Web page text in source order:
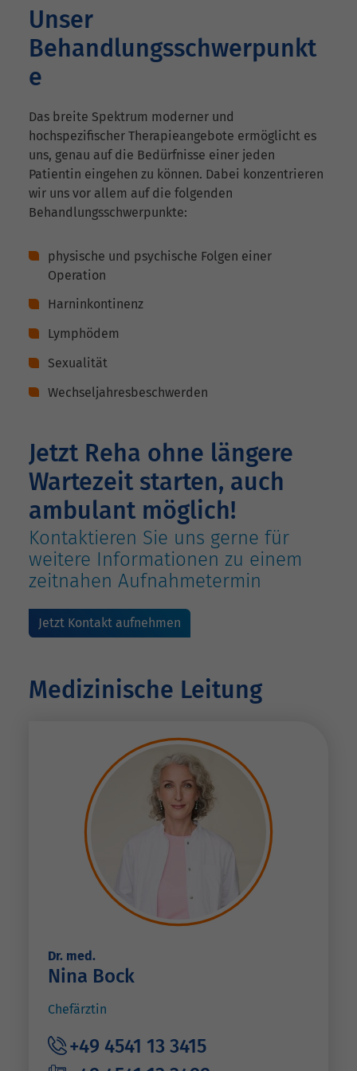
Unser
Behandlungsschwerpunkt
e
Das breite Spektrum moderner und
hochspezifischer Therapieangebote ermöglicht es
uns, genau auf die Bedürfnisse einer jeden
Patientin eingehen zu können. Dabei konzentrieren
wir uns vor allem auf die folgenden
Behandlungsschwerpunkte:
physische und psychische Folgen einer
Operation
Harninkontinenz
Lymphödem
Sexualität
Wechseljahresbeschwerden
Jetzt Reha ohne längere
Wartezeit starten, auch
ambulant möglich!
Kontaktieren Sie uns gerne für
weitere Informationen zu einem
zeitnahen Aufnahmetermin
Jetzt Kontakt aufnehmen
Medizinische Leitung
Dr. med.
Nina Bock
Chefärztin
+49 4541 13 3415